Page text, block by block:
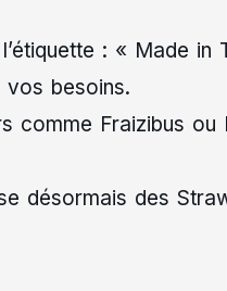
: « Made
besoins.
comme Fraizibus ou
désormais des